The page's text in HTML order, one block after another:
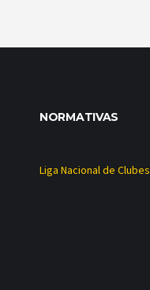
NORMATIVAS
Liga Nacional de Clubes